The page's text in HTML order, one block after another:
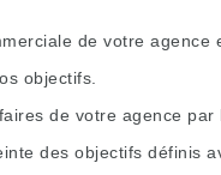
de votre
objectifs.
de votre agence
des objectifs définis